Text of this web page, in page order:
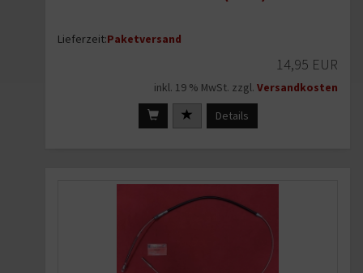
Lieferzeit:Paketversand
14,95 EUR
inkl. 19 % MwSt. zzgl. Versandkosten
Details